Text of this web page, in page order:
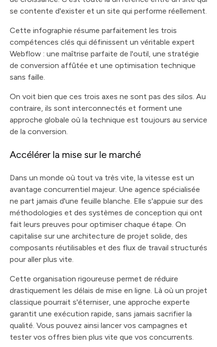
se contente d'exister et un site qui performe réellement.
Cette infographie résume parfaitement les trois
compétences clés qui définissent un véritable expert
Webflow : une maîtrise parfaite de l'outil, une stratégie
de conversion affûtée et une optimisation technique
sans faille.
On voit bien que ces trois axes ne sont pas des silos. Au
contraire, ils sont interconnectés et forment une
approche globale où la technique est toujours au service
de la conversion.
Accélérer la mise sur le marché
Dans un monde où tout va très vite, la vitesse est un
avantage concurrentiel majeur. Une agence spécialisée
ne part jamais d'une feuille blanche. Elle s'appuie sur des
méthodologies et des systèmes de conception qui ont
fait leurs preuves pour optimiser chaque étape. On
capitalise sur une architecture de projet solide, des
composants réutilisables et des flux de travail structurés
pour aller plus vite.
Cette organisation rigoureuse permet de réduire
drastiquement les délais de mise en ligne. Là où un projet
classique pourrait s'éterniser, une approche experte
garantit une exécution rapide, sans jamais sacrifier la
qualité. Vous pouvez ainsi lancer vos campagnes et
tester vos offres bien plus vite que vos concurrents.